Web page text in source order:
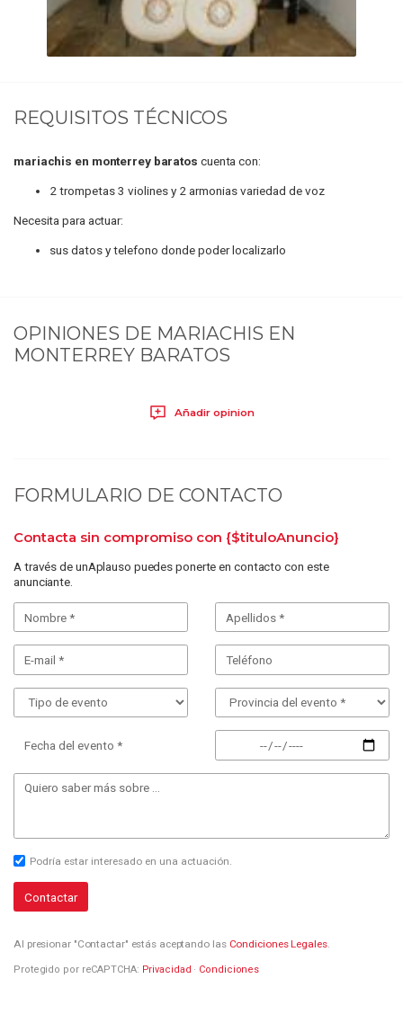
REQUISITOS TÉCNICOS
mariachis en monterrey baratos cuenta con:
2 trompetas 3 violines y 2 armonias variedad de voz
Necesita para actuar:
sus datos y telefono donde poder localizarlo
OPINIONES DE MARIACHIS EN
MONTERREY BARATOS
Añadir opinion
FORMULARIO DE CONTACTO
Contacta sin compromiso con {$tituloAnuncio}
A través de unAplauso puedes ponerte en contacto con este
anunciante.
Fecha del evento *
Podría estar interesado en una actuación.
Contactar
Al presionar "Contactar" estás aceptando las Condiciones Legales.
Protegido por reCAPTCHA: Privacidad · Condiciones